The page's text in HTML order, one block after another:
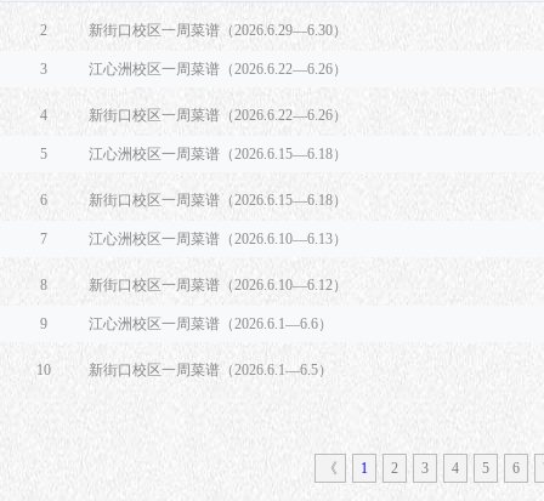
2 新街口校区一周菜谱（2026.6.29—6.30）
3 江心洲校区一周菜谱（2026.6.22—6.26）
4 新街口校区一周菜谱（2026.6.22—6.26）
5 江心洲校区一周菜谱（2026.6.15—6.18）
6 新街口校区一周菜谱（2026.6.15—6.18）
7 江心洲校区一周菜谱（2026.6.10—6.13）
8 新街口校区一周菜谱（2026.6.10—6.12）
9 江心洲校区一周菜谱（2026.6.1—6.6）
10 新街口校区一周菜谱（2026.6.1—6.5）
《 1 2 3 4 5 6